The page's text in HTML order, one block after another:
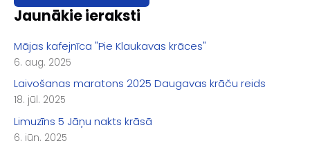
Jaunākie ieraksti
Mājas kafejnīca "Pie Klaukavas krāces"
6. aug. 2025
Laivošanas maratons 2025 Daugavas krāču reids
18. jūl. 2025
Limuzīns 5 Jāņu nakts krāsā
6. jūn. 2025